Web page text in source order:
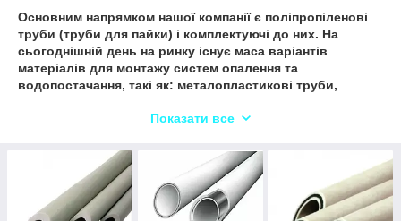
Основним напрямком нашої компанії є поліпропіленові
труби (труби для пайки) і комплектуючі до них. На
сьогоднішній день на ринку існує маса варіантів
матеріалів для монтажу систем опалення та
водопостачання, такі як: металопластикові труби,
труби і так далі... Але серед них вигідно виділяються
високу міцність, не схильні до корозії, мають великий
термін служби (до 50 років), зручні в монтажі. Труби для
опалення мають високу ступінь захисту від гідроударів,
і що не маловажно, при високого ступеня надійності,
Показати все